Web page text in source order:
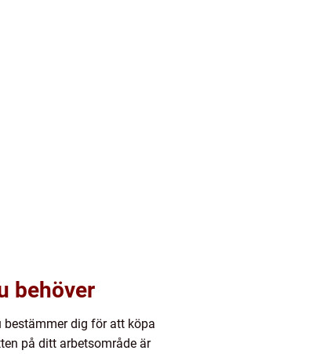
behöver
dig för att köpa
på ditt arbetsområde är